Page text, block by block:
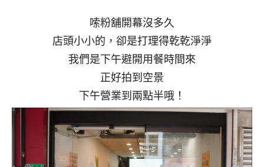
嗦粉舖開幕沒多久
店頭小小的，卻是打理得乾乾淨淨
我們是下午避開用餐時間來
正好拍到空景
下午營業到兩點半哦！